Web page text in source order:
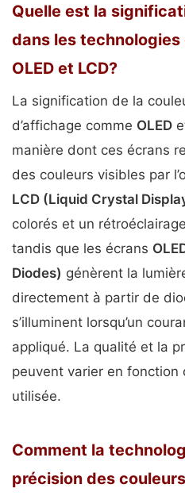
Quelle est la
dans les technologies
OLED et LCD?
La signification de la
d’affichage comme OLED
manière dont ces écrans
des couleurs visibles par
LCD (Liquid Crystal
colorés et un
tandis que les écrans
Diodes) génèrent la
directement à partir de
s’illuminent lorsqu’un
appliqué. La qualité et la
peuvent varier en fonction
utilisée.
Comment la
précision des